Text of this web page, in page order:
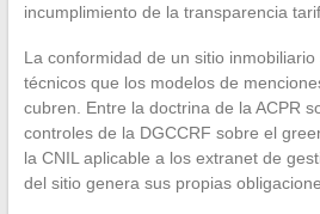
incumplimiento de la transparencia
La conformidad de un sitio
técnicos que los modelos de
cubren. Entre la doctrina de la ACPR
controles de la DGCCRF sobre el
la CNIL aplicable a los extranet de
del sitio genera sus propias